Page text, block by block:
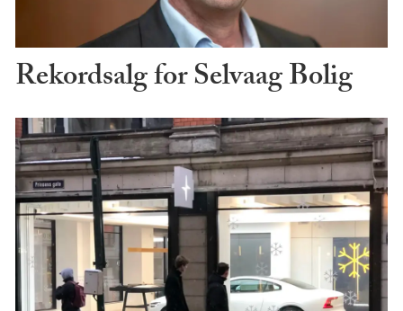
Rekordsalg for Selvaag Bolig